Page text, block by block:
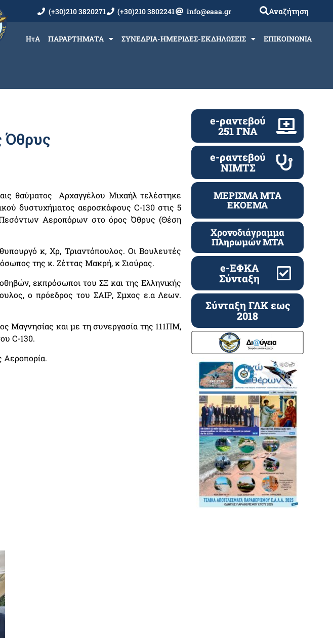
(+30)210 3820271 (+30)210 3802241 info@eaaa.gr Αναζήτηση
ΗτΑ ΠΑΡΑΡΤΗΜΑΤΑ ΣΥΝΕΔΡΙΑ-ΗΜΕΡΙΔΕΣ-ΕΚΔΗΛΩΣΕΙΣ ΕΠΙΚΟΙΝΩΝΙΑ
Όθρυς
θαύματος Αρχαγγέλου Μιχαήλ τελέστηκε
δυστυχήματος αεροσκάφους C-130 στις 5
Αεροπόρων στο όρος Όθρυς (Θέση
κ, Χρ, Τριαντόπουλος. Οι Βουλευτές
της κ. Ζέττας Μακρή, κ Σιούρας.
εκπρόσωποι του ΣΞ και της Ελληνικής
ο πρόεδρος του ΣΑΙΡ, Σμχος ε.α Λεων.
Μαγνησίας και με τη συνεργασία της 111ΠΜ,
C-130.
Αεροπορία.
e-ραντεβού
251 ΓΝΑ
e-ραντεβού
ΝΙΜΤΣ
ΜΕΡΙΣΜΑ ΜΤΑ
ΕΚΟΕΜΑ
Χρονοδιάγραμμα
Πληρωμών ΜΤΑ
e-ΕΦΚΑ
Σύνταξη
Σύνταξη ΓΛΚ εως
2018